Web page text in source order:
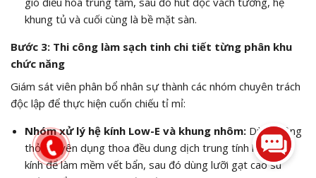
khung tủ và cuối cùng là bề mặt sàn.
Bước 3: Thi công làm sạch tinh chi tiết từng phân khu
chức năng
Giám sát viên phân bổ nhân sự thành các nhóm chuyên trách
độc lập để thực hiện cuốn chiếu tỉ mỉ:
Nhóm xử lý hệ kính Low-E và khung nhôm:Dùng bông
thỏ chuyên dụng thoa đều dung dịch trung tính lên mặt
kính để làm mềm vết bẩn, sau đó dùng lưỡi gạt cao su